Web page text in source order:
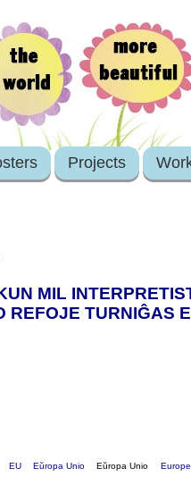
Projects
MIL
REFOJE TURNIĜAS
EU Eŭropa Unio Eŭropa Unio